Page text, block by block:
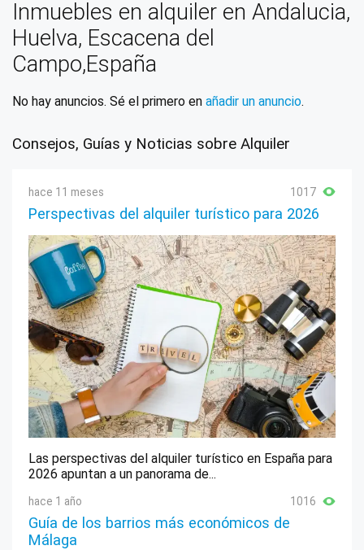
Inmuebles en alquiler en Andalucia,
Huelva, Escacena del
Campo,España
No hay anuncios. Sé el primero en añadir un anuncio.
Consejos, Guías y Noticias sobre Alquiler
hace 11 meses 1017
Perspectivas del alquiler turístico para 2026
Las perspectivas del alquiler turístico en España para
2026 apuntan a un panorama de...
hace 1 año 1016
Guía de los barrios más económicos de
Málaga